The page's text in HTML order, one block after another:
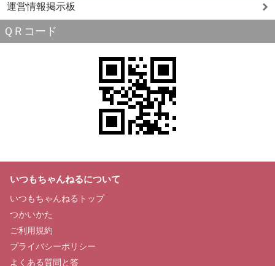
運営情報掲示板
ＱＲコード
いつもちゃんねるについて
いつもちゃんねるトップ
つかいかた
ご利用規約
プライバシーポリシー
よくある質問と答